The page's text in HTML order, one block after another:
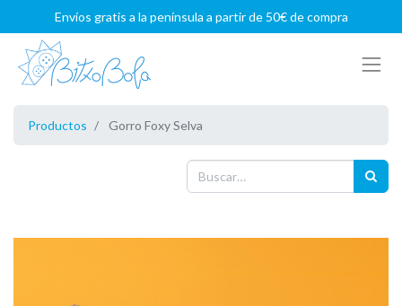
Envíos gratis a la península a partir de 50€ de compra
Productos Gorro Foxy Selva